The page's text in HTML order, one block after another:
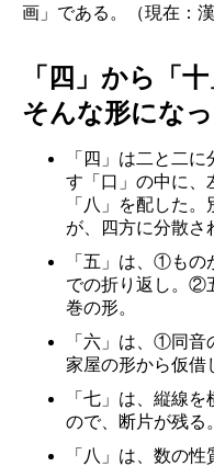
画」である。（現在：
「四」から「
そんな形にな
「四」は二と二
す「口」の中に、
「八」を配した
が、四方に分散さ
「五」は、①もの
での折り返し。②
巻の形。
「六」は、①同
家屋の形から仮借
「七」は、縦線
ので、断片が残る。
「八」は、数の